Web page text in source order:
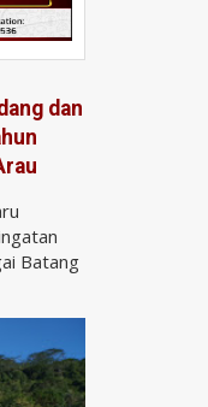
dan
Batang